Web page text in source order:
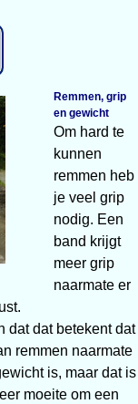
Remmen, grip
en gewicht
Om hard te
kunnen
remmen heb
je veel grip
nodig. Een
band krijgt
meer grip
naarmate er
dat dat betekent dat
remmen naarmate
is, maar dat is
moeite om een